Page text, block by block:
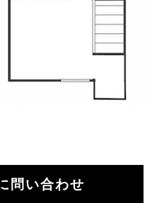
ょう。「そこまで見
ません。でも、不思
かっこいい」と言わ
しだけ我慢してくだ
ていく未来も、ちゃ
問い合わせ